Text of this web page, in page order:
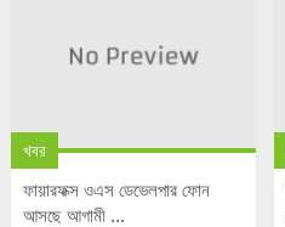
খবর
ফায়ারফক্স ওএস ডেভেলপার ফোন
আসছে আগামী ...